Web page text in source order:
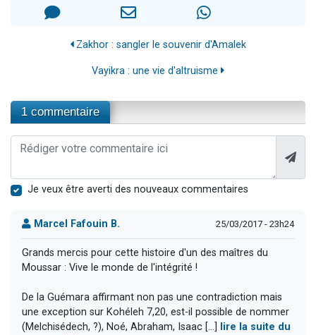
Zakhor : sangler le souvenir d'Amalek
Vayikra : une vie d'altruisme
1 commentaire
Je veux être averti des nouveaux commentaires
Marcel Fafouin B. 25/03/2017 - 23h24
Grands mercis pour cette histoire d'un des maîtres du
Moussar : Vive le monde de l'intégrité !
De la Guémara affirmant non pas une contradiction mais
une exception sur Kohéleh 7,20, est-il possible de nommer
(Melchisédech, ?), Noé, Abraham, Isaac [...] lire la suite du